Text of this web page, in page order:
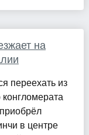
на
переехать из
в центре